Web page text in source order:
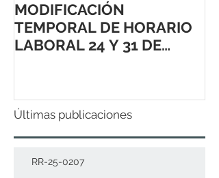
MODIFICACIÓN
TEMPORAL DE HORARIO
LABORAL 24 Y 31 DE
Últimas publicaciones
RR-25-0207